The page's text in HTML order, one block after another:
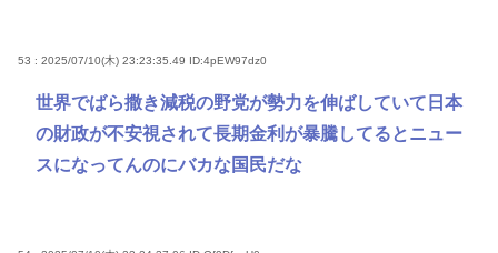
53 : 2025/07/10(木) 23:23:35.49 ID:4pEW97dz0
世界でばら撒き減税の野党が勢力を伸ばしていて日本
の財政が不安視されて長期金利が暴騰してるとニュー
スになってんのにバカな国民だな